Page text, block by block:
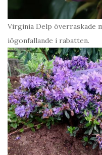
Virginia Delp överraskade
iögonfallande i rabatten.